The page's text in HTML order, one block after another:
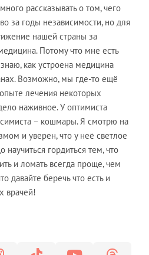
рассказывать о том, чего
за годы независимости, но для
нашей страны за
Потому что мне есть
как устроена медицина
Возможно, мы где-то ещё
лечения некоторых
наживное. У оптимиста
– кошмары. Я смотрю на
и уверен, что у неё светлое
гордиться тем, что
и ломать всегда проще, чем
давайте беречь что есть и
врачей!